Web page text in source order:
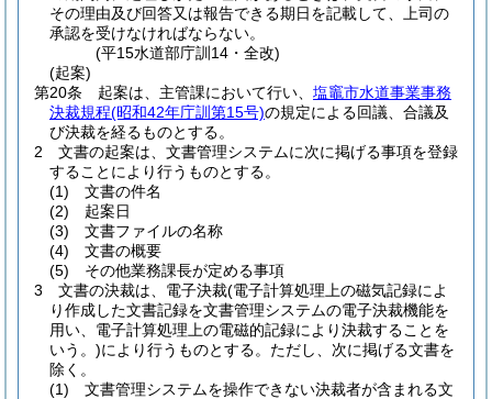
その理由及び回答又は報告できる期日を記載して、上司の
承認を受けなければならない。
(平15水道部庁訓14・全改)
(起案)
第20条
起案は、主管課において行い、 塩竈市水道事業事務
決裁規程(昭和42年庁訓第15号)の規定による回議、合議及
び決裁を経るものとする。
2
文書の起案は、文書管理システムに次に掲げる事項を登録
することにより行うものとする。
(1)
文書の件名
(2)
起案日
(3)
文書ファイルの名称
(4)
文書の概要
(5)
その他業務課長が定める事項
3
文書の決裁は、電子決裁(電子計算処理上の磁気記録によ
り作成した文書記録を文書管理システムの電子決裁機能を
用い、電子計算処理上の電磁的記録により決裁することを
いう。)により行うものとする。 ただし、次に掲げる文書を
除く。
(1)
文書管理システムを操作できない決裁者が含まれる文